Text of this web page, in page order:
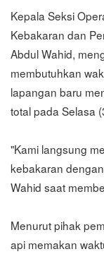
Kepala Seksi
Kebakaran dan
Abdul Wahid,
membutuhkan
lapangan baru
total pada Selasa
"Kami langsung
kebakaran
Wahid saat
Menurut pihak
api memakan